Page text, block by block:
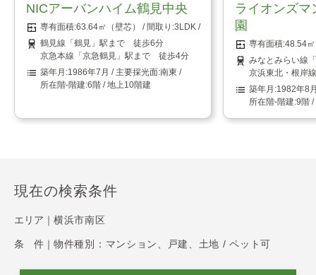
NICアーバンハイム鶴見中央
63.64㎡（壁芯）
3LDK
鶴見線「鶴見」駅まで 徒歩6分
京急本線「京急鶴見」駅まで 徒歩4分
1986年7月
南東
6階 / 地上10階建
ライオンズマ
園
48.54
みなとみらい線
京浜東北・根岸
1982年8
9階 /
現在の検索条件
エリア｜ 横浜市南区
条 件｜ 物件種別：マンション、戸建、土地 / ペット可